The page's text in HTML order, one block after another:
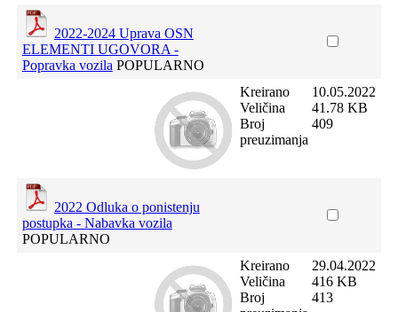
2022-2024 Uprava OSN
ELEMENTI UGOVORA -
Popravka vozila POPULARNO
Kreirano
Veličina
Broj
preuzimanja
10.05.2022
41.78 KB
409
2022 Odluka o ponistenju
postupka - Nabavka vozila
POPULARNO
Kreirano
Veličina
Broj
29.04.2022
416 KB
413